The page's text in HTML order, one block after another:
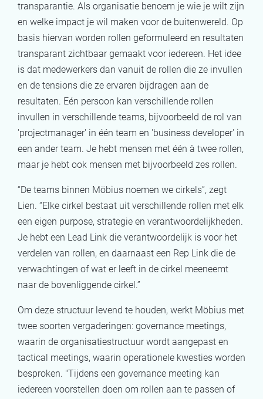
transparantie. Als organisatie benoem je wie je wilt zijn
en welke impact je wil maken voor de buitenwereld. Op
basis hiervan worden rollen geformuleerd en resultaten
transparant zichtbaar gemaakt voor iedereen. Het idee
is dat medewerkers dan vanuit de rollen die ze invullen
en de tensions die ze ervaren bijdragen aan de
resultaten. Eén persoon kan verschillende rollen
invullen in verschillende teams, bijvoorbeeld de rol van
'projectmanager' in één team en 'business developer' in
een ander team. Je hebt mensen met één à twee rollen,
maar je hebt ook mensen met bijvoorbeeld zes rollen.
“De teams binnen Möbius noemen we cirkels”, zegt
Lien. “Elke cirkel bestaat uit verschillende rollen met elk
een eigen purpose, strategie en verantwoordelijkheden.
Je hebt een Lead Link die verantwoordelijk is voor het
verdelen van rollen, en daarnaast een Rep Link die de
verwachtingen of wat er leeft in de cirkel meeneemt
naar de bovenliggende cirkel.”
Om deze structuur levend te houden, werkt Möbius met
twee soorten vergaderingen: governance meetings,
waarin de organisatiestructuur wordt aangepast en
tactical meetings, waarin operationele kwesties worden
besproken. "Tijdens een governance meeting kan
iedereen voorstellen doen om rollen aan te passen of